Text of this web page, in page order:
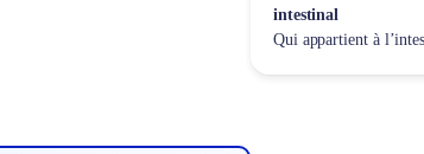
intestinal
Qui appartient à